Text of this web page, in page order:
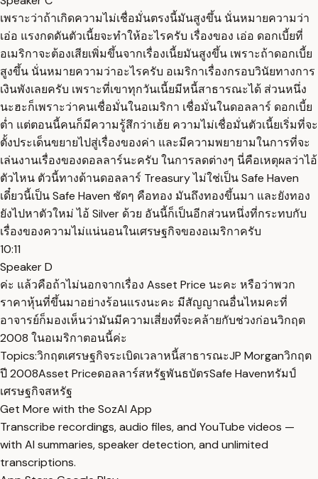
เพราะว่าถ้าเกิดความไม่เชื่อมั่นตรงนี้มันสูงขึ้น นั่นหมายความว่า
เอ่อ แรงกดดันตัวเนี้ยจะทำให้อะไรครับ เรื่องของ เอ่อ ดอกเบี้ยที่
อเมริกาจะต้องเสียเพิ่มขึ้นจากเรื่องเนี้ยมันสูงขึ้น เพราะถ้าดอกเบี้ย
สูงขึ้น นั่นหมายความว่าอะไรครับ อเมริกาเรื่องกรอบวินัยทางการ
เงินพังเลยครับ เพราะที่เขาทุกวันเนี้ยมีหนี้สาธารณะได้ ส่วนหนึ่ง
นะฮะก็เพราะว่าคนเชื่อมั่นในอเมริกา เชื่อมั่นในดอลลาร์ ดอกเบี้ย
ต่ำ แต่ตอนนี้คนก็มีความรู้สึกว่าเฮ้ย ความไม่เชื่อมั่นตัวเนี้ยเริ่มที่จะ
ตั้งประเด็นขยายไปสู่เรื่องของค่า และมีความพยายามในการที่จะ
เล่นงานเรื่องของดอลลาร์นะครับ ในการลดต่างๆ นี่คือเหตุผลว่าไอ้
ตัวไหน ตัวนี้ทางด้านดอลลาร์ Treasury ไม่ใช่เป็น Safe Haven
เดี๋ยวนี้เป็น Safe Haven ชัดๆ คือทอง มันถึงทองขึ้นมา และยังทอง
ยังไปหาตัวใหม่ ไอ้ Silver ด้วย อันนี้ก็เป็นอีกส่วนหนึ่งที่กระทบกับ
เรื่องของความไม่แน่นอนในเศรษฐกิจของอเมริกาครับ
10:11
Speaker D
ค่ะ แล้วคือถ้าไม่นอกจากเรื่อง Asset Price นะคะ หรือว่าพวก
ราคาหุ้นที่ขึ้นมาอย่างร้อนแรงนะคะ มีสัญญาณอื่นไหมคะที่
อาจารย์ก็มองเห็นว่ามันมีความเสี่ยงที่จะคล้ายกับช่วงก่อนวิกฤต
2008 ในอเมริกาตอนนี้ค่ะ
Topics:วิกฤตเศรษฐกิจระเบิดเวลาหนี้สาธารณะJP Morganวิกฤต
ปี 2008Asset Priceดอลลาร์สหรัฐพันธบัตรSafe Havenทรัมป์
เศรษฐกิจสหรัฐ
Get More with the SozAI App
Transcribe recordings, audio files, and YouTube videos —
with AI summaries, speaker detection, and unlimited
transcriptions.